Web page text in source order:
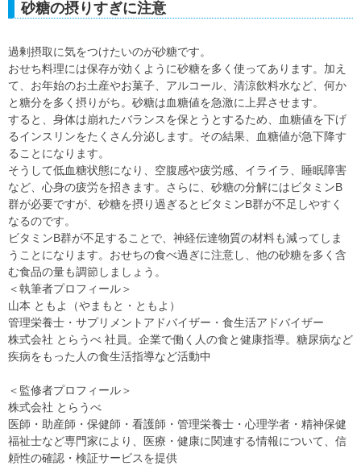
砂糖の摂りすぎに注意
過剰摂取に気をつけたいのが砂糖です。
おせち料理には保存が効くように砂糖を多く使ってあります。加え
て、お年始のお土産やお菓子、アルコール、清涼飲料水など、何か
と糖分を多く摂りがち。砂糖は血糖値を急激に上昇させます。
すると、身体は崩れたバランスを保とうとするため、血糖値を下げ
るインスリンをたくさん分泌します。その結果、血糖値が急下降す
ることになります。
そうして低血糖状態になり、空腹感や疲労感、イライラ、睡眠障害
など、心身の疲労を招きます。さらに、砂糖の分解にはビタミンB
群が必要ですが、砂糖を摂り過ぎるとビタミンB群が不足しやすく
なるのです。
ビタミンB群が不足することで、神経伝達物質の材料も減ってしま
うことになります。おせちの食べ過ぎに注意し、他の砂糖を多く含
む食品の量も調節しましょう。
＜執筆者プロフィール＞
山本 ともよ（やまもと・ともよ）
管理栄養士・サプリメントアドバイザー・食生活アドバイザー
株式会社 とらうべ 社員。企業で働く人の食と健康指導。糖尿病など
疾病をもった人の食生活指導など活動中
＜監修者プロフィール＞
株式会社 とらうべ
医師・助産師・保健師・看護師・管理栄養士・心理学者・精神保健
福祉士など専門家により、医療・健康に関連する情報について、信
頼性の確認・検証サービスを提供